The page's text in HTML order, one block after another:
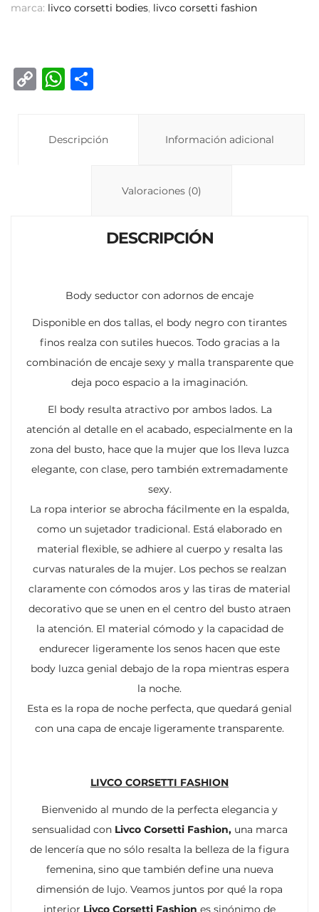
marca: livco corsetti bodies, livco corsetti fashion
C
W
s
p
Descripción Información adicional
Valoraciones (0)
DESCRIPCIÓN
Body seductor con adornos de encaje
Disponible en dos tallas, el body negro con tirantes
finos realza con sutiles huecos. Todo gracias a la
combinación de encaje sexy y malla transparente que
deja poco espacio a la imaginación.
El body resulta atractivo por ambos lados. La
atención al detalle en el acabado, especialmente en la
zona del busto, hace que la mujer que los lleva luzca
elegante, con clase, pero también extremadamente
sexy.
La ropa interior se abrocha fácilmente en la espalda,
como un sujetador tradicional. Está elaborado en
material flexible, se adhiere al cuerpo y resalta las
curvas naturales de la mujer. Los pechos se realzan
claramente con cómodos aros y las tiras de material
decorativo que se unen en el centro del busto atraen
la atención. El material cómodo y la capacidad de
endurecer ligeramente los senos hacen que este
body luzca genial debajo de la ropa mientras espera
la noche.
Esta es la ropa de noche perfecta, que quedará genial
con una capa de encaje ligeramente transparente.
LIVCO CORSETTI FASHION
Bienvenido al mundo de la perfecta elegancia y
sensualidad con Livco Corsetti Fashion,una marca
de lencería que no sólo resalta la belleza de la figura
femenina, sino que también define una nueva
dimensión de lujo. Veamos juntos por qué la ropa
interior Livco Corsetti Fashion es sinónimo de